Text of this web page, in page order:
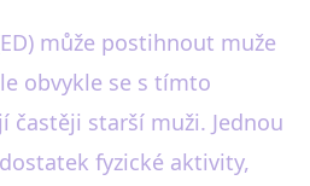
může postihnout muže
obvykle se s tímto
častěji starší muži. Jednou
fyzické aktivity,